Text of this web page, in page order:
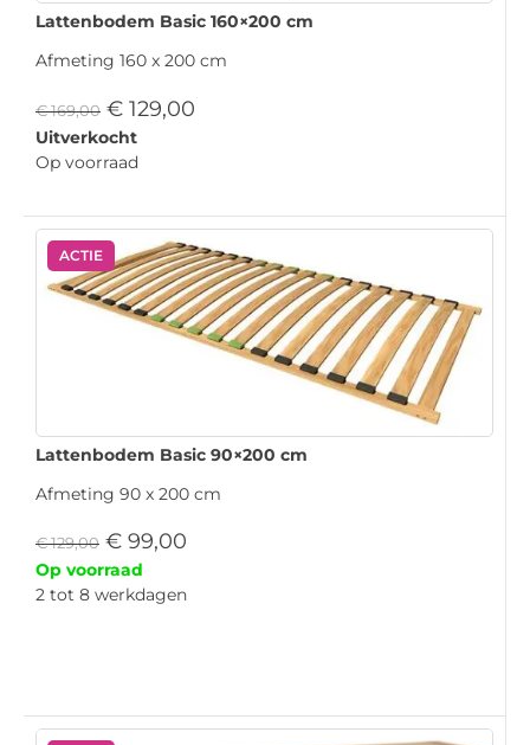
Lattenbodem Basic 160×200 cm
Afmeting 160 x 200 cm
€169,00 € 129,00
Uitverkocht
Op voorraad
ACTIE
Lattenbodem Basic 90×200 cm
Afmeting 90 x 200 cm
€129,00 € 99,00
Op voorraad
2 tot 8 werkdagen